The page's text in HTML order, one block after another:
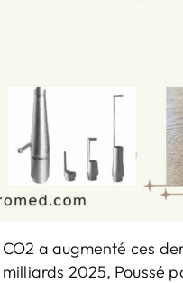
a augmenté ces
2025, Poussé